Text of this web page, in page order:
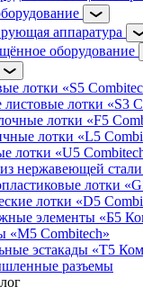
аппаратура
оборудование
лотки «S5
листовые лотки «S3
лотки «F5
лотки «L5
лотки «U5
нержавеющей
лотки
лотки «D5
элементы «Б5
«M5 Combitech»
эстакады «Т5
разъемы